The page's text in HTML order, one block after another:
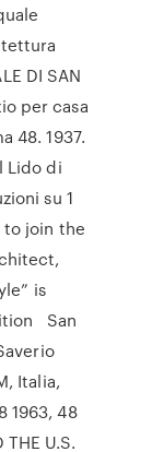
DI SAN
per casa
48. 1937.
Lido di
su 1
to join the
is
San
Italia,
1963, 48
U.S.